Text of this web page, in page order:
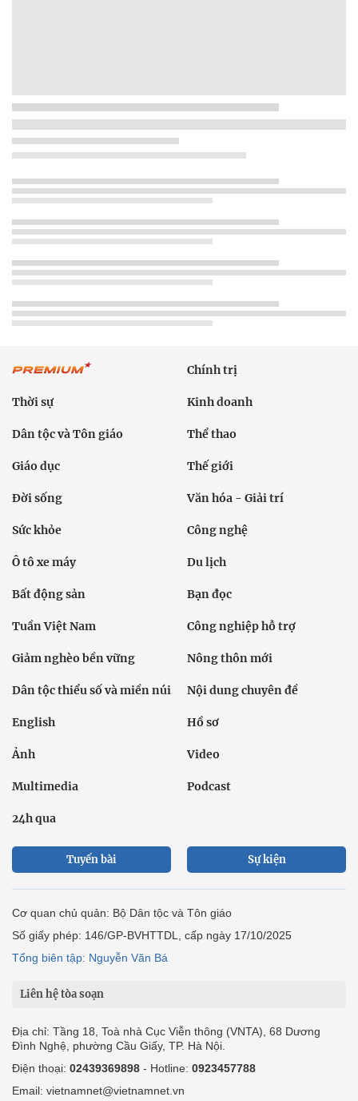
Chính trị
Thời sự Kinh doanh
Dân tộc và Tôn giáo Thể thao
Giáo dục Thế giới
Đời sống Văn hóa - Giải trí
Sức khỏe Công nghệ
Ô tô xe máy Du lịch
Bất động sản Bạn đọc
Tuần Việt Nam Công nghiệp hỗ trợ
Giảm nghèo bền vững Nông thôn mới
Dân tộc thiểu số và miền núi Nội dung chuyên đề
English Hồ sơ
Ảnh Video
Multimedia Podcast
24h qua
Tuyến bài Sự kiện
Cơ quan chủ quản: Bộ Dân tộc và Tôn giáo
Số giấy phép: 146/GP-BVHTTDL, cấp ngày 17/10/2025
Tổng biên tập: Nguyễn Văn Bá
Liên hệ tòa soạn
Địa chỉ: Tầng 18, Toà nhà Cục Viễn thông (VNTA), 68 Dương
Đình Nghệ, phường Cầu Giấy, TP. Hà Nội.
Điện thoại: 02439369898 - Hotline: 0923457788
Email: vietnamnet@vietnamnet.vn